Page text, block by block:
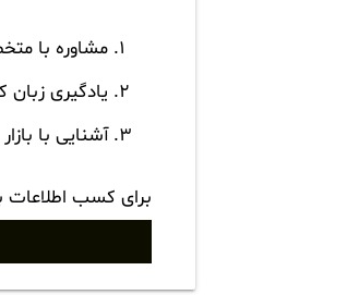
مشاوره با
یادگیری
آشنایی با
برای کسب اطلاعات